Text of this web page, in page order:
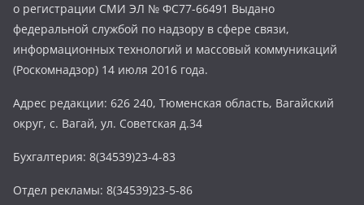
о регистрации СМИ ЭЛ № ФС77-66491 Выдано
федеральной службой по надзору в сфере связи,
информационных технологий и массовый коммуникаций
(Роскомнадзор) 14 июля 2016 года.
Адрес редакции: 626 240, Тюменская область, Вагайский
округ, с. Вагай, ул. Советская д.34
Бухгалтерия: 8(34539)23-4-83
Отдел рекламы: 8(34539)23-5-86